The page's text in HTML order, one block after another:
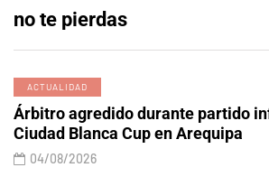
no te pierdas
ACTUALIDAD
Árbitro agredido durante partido
Ciudad Blanca Cup en Arequipa
04/08/2026